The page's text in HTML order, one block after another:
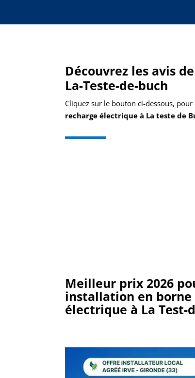
Découvrez les avis
La-Teste-de-buch
Cliquez sur le bouton ci-dessous,
recharge électrique à La teste de
Meilleur prix 2026
installation en
électrique à La Test-